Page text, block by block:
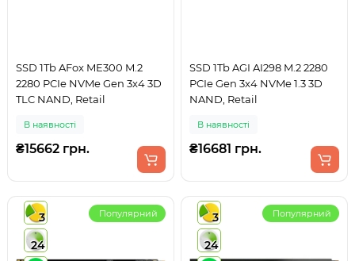
SSD 1Tb AFox ME300 M.2
2280 PCIe NVMe Gen 3x4 3D
TLC NAND, Retail
В наявності
₴15662 грн.
SSD 1Tb AGI AI298 M.2 2280
PCIe Gen 3x4 NVMe 1.3 3D
NAND, Retail
В наявності
₴16681 грн.
3
24
Популярний
3
24
Популярний